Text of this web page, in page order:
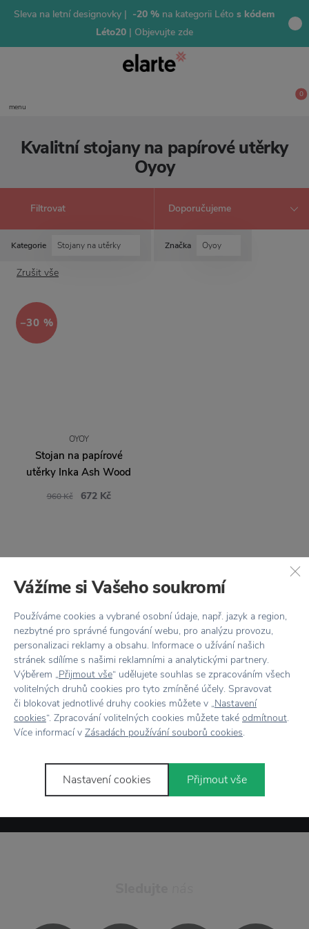
Sleva na letní designovky | -20 % na kategorii Léto s kódem
Léto20 | Objevujte zde
menu
0
Kvalitní stojany na papírové utěrky
Oyoy
Filtrovat
Kategorie Stojany na utěrky Značka Oyoy
Zrušit vše
−30 %
OYOY
Stojan na papírové
utěrky Inka Ash Wood
960 Kč 672 Kč
Novinky e-mailem
Odesláním formuláře souhlasím se
zpracováním osobních údajů.
Přihlásit se
Vážíme si Vašeho soukromí
Používáme cookies a vybrané osobní údaje, např. jazyk a region,
nezbytné pro správné fungování webu, pro analýzu provozu,
personalizaci reklamy a obsahu. Informace o užívání našich
stránek sdílíme s našimi reklamními a analytickými partnery.
Výběrem „Přijmout vše“ udělujete souhlas se zpracováním všech
volitelných druhů cookies pro tyto zmíněné účely. Spravovat
či blokovat jednotlivé druhy cookies můžete v „Nastavení
cookies“. Zpracování volitelných cookies můžete také odmítnout.
Více informací v Zásadách používání souborů cookies.
Nastavení cookies Přijmout vše